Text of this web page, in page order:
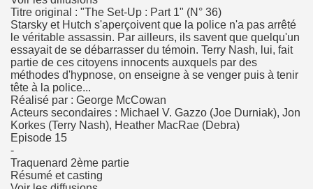
Titre original : "The Set-Up : Part 1" (N° 36)
Starsky et Hutch s'aperçoivent que la police n'a pas arrêté
le véritable assassin. Par ailleurs, ils savent que quelqu'un
essayait de se débarrasser du témoin. Terry Nash, lui, fait
partie de ces citoyens innocents auxquels par des
méthodes d'hypnose, on enseigne à se venger puis à tenir
tête à la police...
Réalisé par : George McCowan
Acteurs secondaires : Michael V. Gazzo (Joe Durniak), Jon
Korkes (Terry Nash), Heather MacRae (Debra)
Episode 15
-
Traquenard 2ème partie
Résumé et casting